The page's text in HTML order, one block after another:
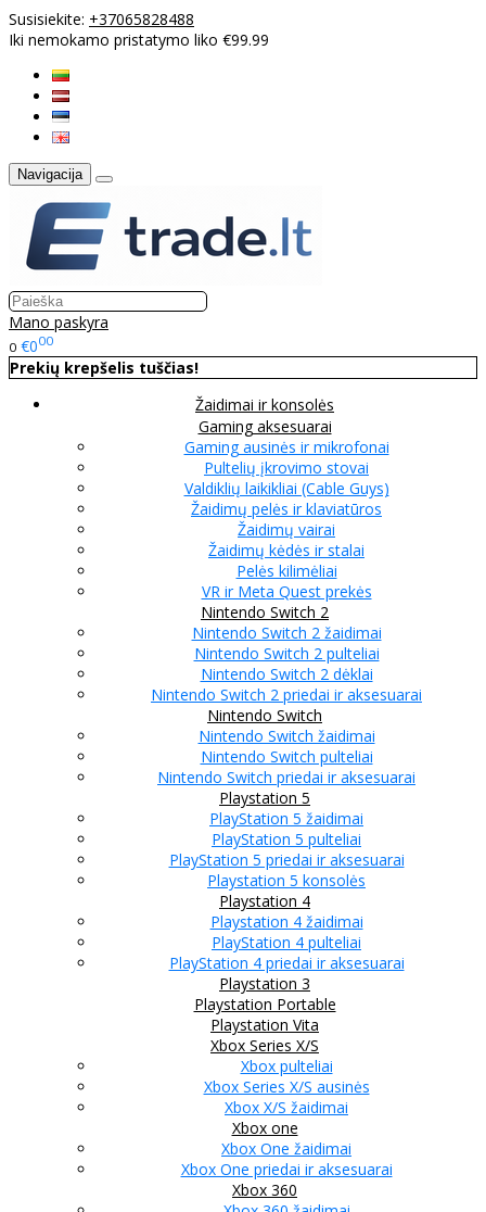
Susisiekite: +37065828488
Iki nemokamo pristatymo liko €99.99
Navigacija
Mano paskyra
0 €000
Prekių krepšelis tuščias!
Žaidimai ir konsolės
Gaming aksesuarai
Gaming ausinės ir mikrofonai
Pultelių įkrovimo stovai
Valdiklių laikikliai (Cable Guys)
Žaidimų pelės ir klaviatūros
Žaidimų vairai
Žaidimų kėdės ir stalai
Pelės kilimėliai
VR ir Meta Quest prekės
Nintendo Switch 2
Nintendo Switch 2 žaidimai
Nintendo Switch 2 pulteliai
Nintendo Switch 2 dėklai
Nintendo Switch 2 priedai ir aksesuarai
Nintendo Switch
Nintendo Switch žaidimai
Nintendo Switch pulteliai
Nintendo Switch priedai ir aksesuarai
Playstation 5
PlayStation 5 žaidimai
PlayStation 5 pulteliai
PlayStation 5 priedai ir aksesuarai
Playstation 5 konsolės
Playstation 4
Playstation 4 žaidimai
PlayStation 4 pulteliai
PlayStation 4 priedai ir aksesuarai
Playstation 3
Playstation Portable
Playstation Vita
Xbox Series X/S
Xbox pulteliai
Xbox Series X/S ausinės
Xbox X/S žaidimai
Xbox one
Xbox One žaidimai
Xbox One priedai ir aksesuarai
Xbox 360